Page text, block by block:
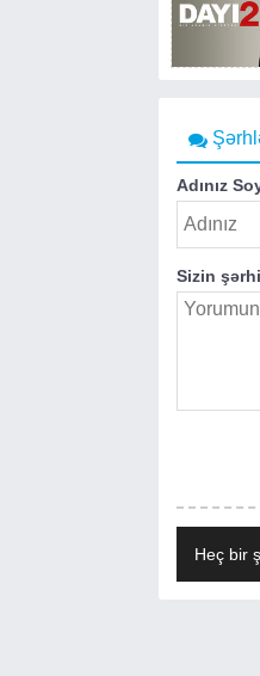
Adınız
Sizin
Heç bir